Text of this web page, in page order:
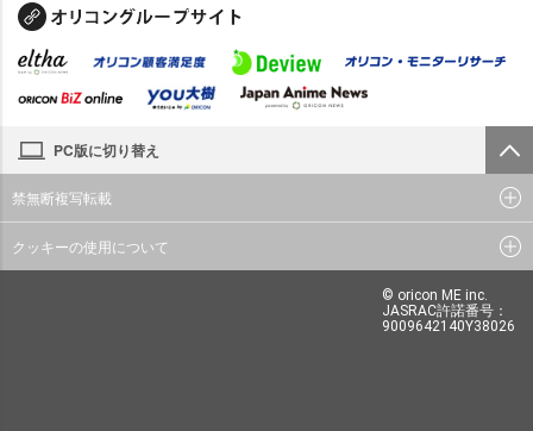
PC版に切り替え
禁無断複写転載
クッキーの使用について
© oricon ME inc.
JASRAC許諾番号：
9009642140Y38026